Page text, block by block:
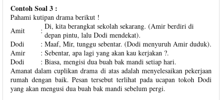
Contoh Soal 3 :
Pahami kutipan drama berikut !
Amit
: Di, kita berangkat sekolah sekarang. (Amir berdiri di
depan pintu, lalu Dodi mendekat).
Dodi
: Maaf, Mir, tunggu sebentar. (Dodi menyuruh Amir duduk).
Amir
: Sebentar, apa lagi yang akan kau kerjakan ?.
Dodi
: Biasa, mengisi dua buah bak mandi setiap hari.
Amanat dalam cuplikan drama di atas adalah menyelesaikan pekerjaan
rumah dengan baik. Pesan tersebut terlihat pada ucapan tokoh Dodi
yang akan mengusi dua buah bak mandi sebelum pergi.